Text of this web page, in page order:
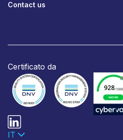
Contact us
Certificato da
IT